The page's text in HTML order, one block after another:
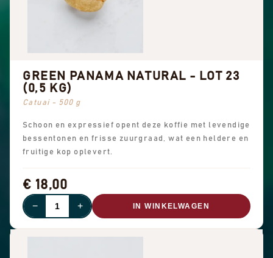
GREEN PANAMA NATURAL - LOT 23
(0,5 KG)
Catuai - 500 g
Schoon en expressief opent deze koffie met levendige
bessentonen en frisse zuurgraad, wat een heldere en
fruitige kop oplevert.
€ 18,00
− + IN WINKELWAGEN